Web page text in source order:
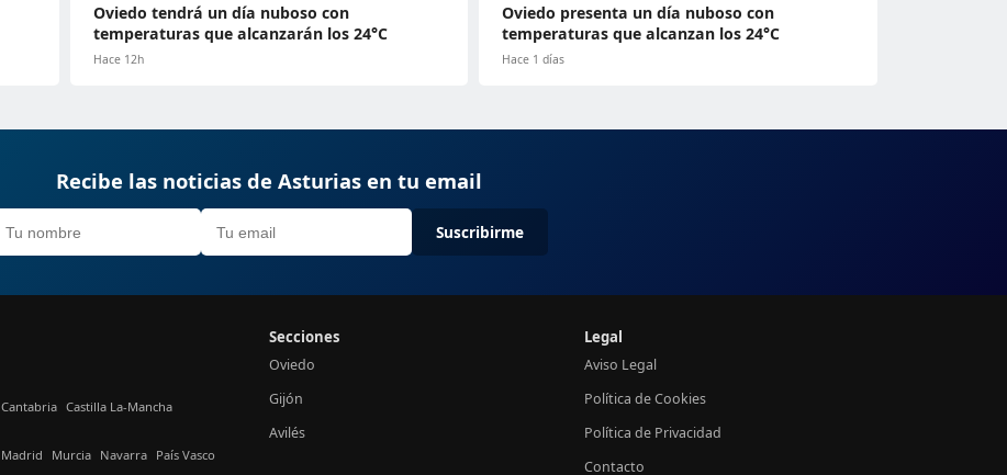
Oviedo tendrá un día nuboso con
temperaturas que alcanzarán los 24°C
Hace 12h
Oviedo presenta un día nuboso con
temperaturas que alcanzan los 24°C
Hace 1 días
Recibe las noticias de Asturias en tu email
Suscribirme
Cantabria Castilla La-Mancha
Madrid Murcia Navarra País Vasco
Secciones
Oviedo
Gijón
Avilés
Legal
Aviso Legal
Política de Cookies
Política de Privacidad
Contacto